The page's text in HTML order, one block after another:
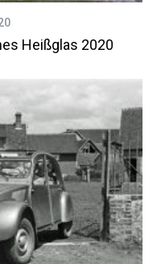
Heißglas 2020